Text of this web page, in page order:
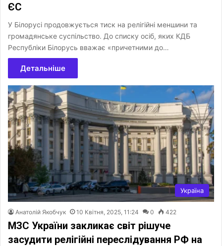
ЄС
У Білорусі продовжується тиск на релігійні меншини та
громадянське суспільство. До списку осіб, яких КДБ
Республіки Білорусь вважає «причетними до…
Детальніше
Україна
Анатолій Якобчук 10 Квітня, 2025, 11:24 0 422
МЗС України закликає світ рішуче
засудити релігійні переслідування РФ на